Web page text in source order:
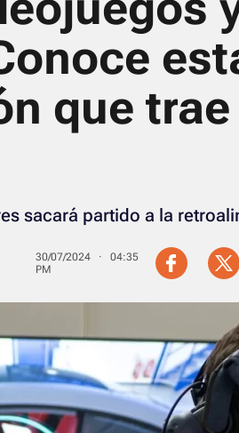
que
sacará partido a la
30/07/2024 · 04:35
PM